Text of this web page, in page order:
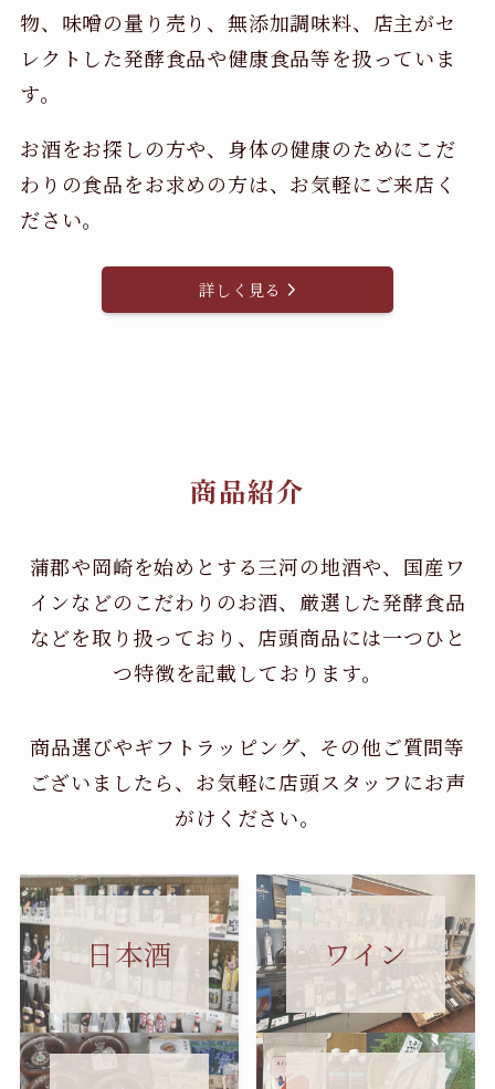
物、味噌の量り売り、無添加調味料、店主がセ
レクトした発酵食品や健康食品等を扱っていま
す。
お酒をお探しの方や、身体の健康のためにこだ
わりの食品をお求めの方は、お気軽にご来店く
ださい。
詳しく見る
商品紹介
蒲郡や岡崎を始めとする三河の地酒や、国産ワ
インなどのこだわりのお酒、 厳選した発酵食品
などを取り扱っており、店頭商品には一つひと
つ特徴を記載しております。
商品選びやギフトラッピング、その他ご質問等
ございましたら、お気軽に店頭スタッフにお声
がけください。
日本酒 ワイン